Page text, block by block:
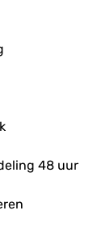
48 uur